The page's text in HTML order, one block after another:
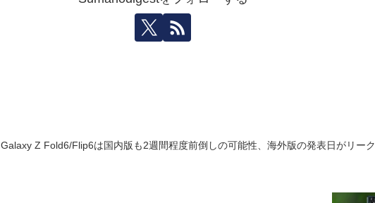
Galaxy Z Fold6/Flip6は国内版も2週間程度前倒しの可能性、海外版の発表日がリーク